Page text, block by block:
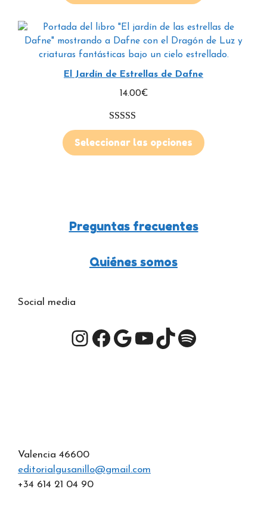
El Jardín de Estrellas de Dafne
14.00€
5.00de 5
Seleccionar las opciones
Preguntas frecuentes
Quiénes somos
Social media
Valencia 46600
editorialgusanillo@gmail.com
+34 614 21 04 90